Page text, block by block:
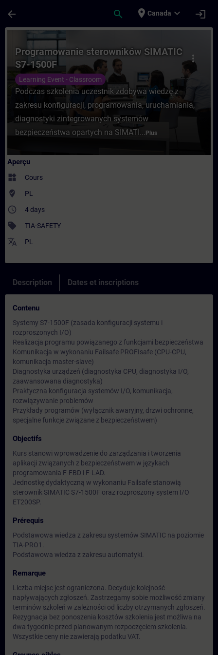
arrow_back search place Canada expand_more login
Cours - Programowanie sterowników
more_vert
Programowanie sterowników SIMATIC
S7-1500F
Learning Event - Classroom
Podczas szkolenia uczestnik zdobywa wiedzę z
zakresu konfiguracji, programowania, uruchamiania,
diagnostyki zintegrowanych systemów
bezpieczeństwa opartych na SIMATI... Plus
Aperçu
widgets Cours
where_to_vote PL
access_time 4 days
sell TIA-SAFETY
translate PL
Description Dates et inscriptions
Contenu
Systemy S7-1500F (zasada konfiguracji systemu i
rozproszonych I/O)
Realizacja programu powiązanego z funkcjami bezpieczeństwa
Komunikacja w wykonaniu Failsafe PROFIsafe (CPU-CPU,
komunikacja master-slave)
Diagnostyka urządzeń (diagnostyka CPU, diagnostyka I/O,
zaawansowana diagnostyka)
Praktyczna konfiguracja systemów I/O, komunikacja,
rozwiązywanie problemów
Przykłady programów (wyłącznik awaryjny, drzwi ochronne,
specjalne funkcje związane z bezpieczeństwem)
Objectifs
Kurs stanowi wprowadzenie do zarządzania i tworzenia
aplikacji związanych z bezpieczeństwem w językach
programowania F-FBD i F-LAD.
Jednostkę dydaktyczną w wykonaniu Failsafe stanowią
sterownik SIMATIC S7-1500F oraz rozproszony system I/O
ET200SP.
Prérequis
Podstawowa wiedza z zakresu systemów SIMATIC na poziomie
TIA-PRO1.
Podstawowa wiedza z zakresu automatyki.
Remarque
Liczba miejsc jest ograniczona. Decyduje kolejność
napływających zgłoszeń. Zastrzegamy sobie możliwość zmiany
terminów szkoleń w zależności od liczby otrzymanych zgłoszeń.
Rezygnacja bez ponoszenia kosztów szkolenia jest możliwa na
dwa tygodnie przed planowanym rozpoczęciem szkolenia.
Wszystkie ceny nie zawierają podatku VAT.